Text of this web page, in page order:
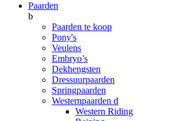
Paarden
b
Paarden te koop
Pony's
Veulens
Embryo’s
Dekhengsten
Dressuurpaarden
Springpaarden
Westernpaarden d
Western Riding